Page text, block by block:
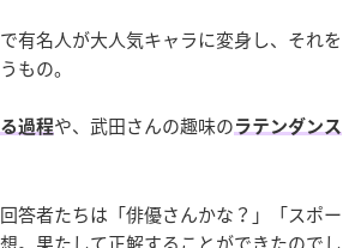
有名人が大人気キャラに変身し、それを
もの。
過程や、武田さんの趣味の ラテンダンス
答者たちは「俳優さんかな？」「スポー